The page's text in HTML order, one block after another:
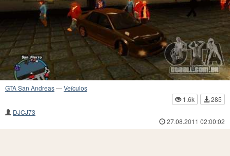
GTA San Andreas—Veículos
1.6k
285
DJCJ73
27.08.2011 02:00:02